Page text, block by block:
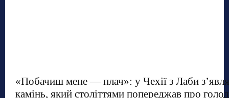
«Побачиш мене — плач»: у Чехії з Лаби
камінь, який століттями попереджав про голод